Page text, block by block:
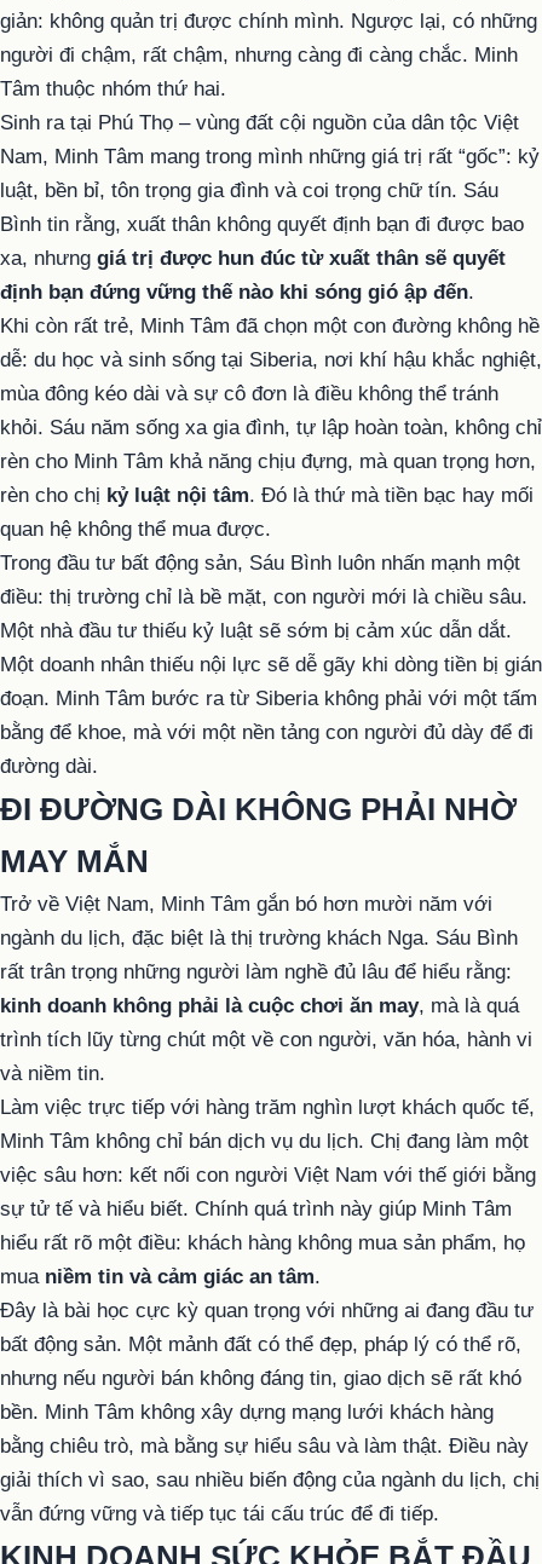
giản: không quản trị được chính mình. Ngược lại, có những
người đi chậm, rất chậm, nhưng càng đi càng chắc. Minh
Tâm thuộc nhóm thứ hai.
Sinh ra tại Phú Thọ – vùng đất cội nguồn của dân tộc Việt
Nam, Minh Tâm mang trong mình những giá trị rất “gốc”: kỷ
luật, bền bỉ, tôn trọng gia đình và coi trọng chữ tín. Sáu
Bình tin rằng, xuất thân không quyết định bạn đi được bao
xa, nhưng giá trị được hun đúc từ xuất thân sẽ quyết
định bạn đứng vững thế nào khi sóng gió ập đến.
Khi còn rất trẻ, Minh Tâm đã chọn một con đường không hề
dễ: du học và sinh sống tại Siberia, nơi khí hậu khắc nghiệt,
mùa đông kéo dài và sự cô đơn là điều không thể tránh
khỏi. Sáu năm sống xa gia đình, tự lập hoàn toàn, không chỉ
rèn cho Minh Tâm khả năng chịu đựng, mà quan trọng hơn,
rèn cho chị kỷ luật nội tâm. Đó là thứ mà tiền bạc hay mối
quan hệ không thể mua được.
Trong đầu tư bất động sản, Sáu Bình luôn nhấn mạnh một
điều: thị trường chỉ là bề mặt, con người mới là chiều sâu.
Một nhà đầu tư thiếu kỷ luật sẽ sớm bị cảm xúc dẫn dắt.
Một doanh nhân thiếu nội lực sẽ dễ gãy khi dòng tiền bị gián
đoạn. Minh Tâm bước ra từ Siberia không phải với một tấm
bằng để khoe, mà với một nền tảng con người đủ dày để đi
đường dài.
ĐI ĐƯỜNG DÀI KHÔNG PHẢI NHỜ
MAY MẮN
Trở về Việt Nam, Minh Tâm gắn bó hơn mười năm với
ngành du lịch, đặc biệt là thị trường khách Nga. Sáu Bình
rất trân trọng những người làm nghề đủ lâu để hiểu rằng:
kinh doanh không phải là cuộc chơi ăn may, mà là quá
trình tích lũy từng chút một về con người, văn hóa, hành vi
và niềm tin.
Làm việc trực tiếp với hàng trăm nghìn lượt khách quốc tế,
Minh Tâm không chỉ bán dịch vụ du lịch. Chị đang làm một
việc sâu hơn: kết nối con người Việt Nam với thế giới bằng
sự tử tế và hiểu biết. Chính quá trình này giúp Minh Tâm
hiểu rất rõ một điều: khách hàng không mua sản phẩm, họ
mua niềm tin và cảm giác an tâm.
Đây là bài học cực kỳ quan trọng với những ai đang đầu tư
bất động sản. Một mảnh đất có thể đẹp, pháp lý có thể rõ,
nhưng nếu người bán không đáng tin, giao dịch sẽ rất khó
bền. Minh Tâm không xây dựng mạng lưới khách hàng
bằng chiêu trò, mà bằng sự hiểu sâu và làm thật. Điều này
giải thích vì sao, sau nhiều biến động của ngành du lịch, chị
vẫn đứng vững và tiếp tục tái cấu trúc để đi tiếp.
KINH DOANH SỨC KHỎE BẮT ĐẦU